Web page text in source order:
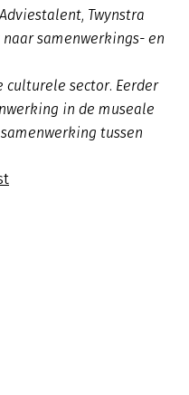
Twynstra
samenwerkings- en
sector. Eerder
in de museale
tussen